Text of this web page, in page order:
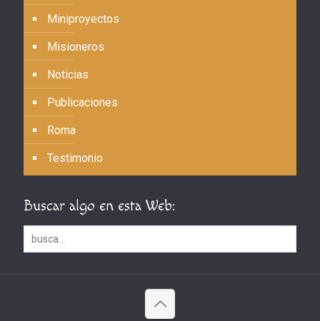
Miniproyectos
Misioneros
Noticias
Publicaciones
Roma
Testimonio
Buscar algo en esta Web: